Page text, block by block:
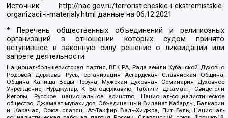
Источник:
http://nac.gov.ru/terroristicheskie-i-ekstremistskie-
organizacii-i-materialy.html данные на06.12.2021
* Перечень общественных объединений и религиозных
организаций в отношении которых судом принято
вступившее в законную силу решение о ликвидации или
запрете деятельности:
Национал-большевистская партия, ВЕК РА, Рада земли Кубанской Духовно
Родовой Державы Русь, организация Асгардская Славянская Община,
Община Капища Веды Перуна, Мужская Духовная Семинария Духовное
Учреждение, Нурджулар, К Богодержавию, Таблиги Джамаат, Свидетели
Иеговы, Русское национальное единство, Национал-социалистическое
общество, Джамаат мувахидов, Объединенный Вилайат Кабарды, Балкарии
и Карачая, Союз славян, Ат-Такфир Валь-Хиджра, Пит Буль, Национал-